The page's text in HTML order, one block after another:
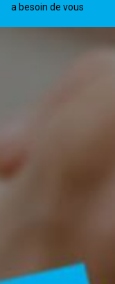
a besoin de vous